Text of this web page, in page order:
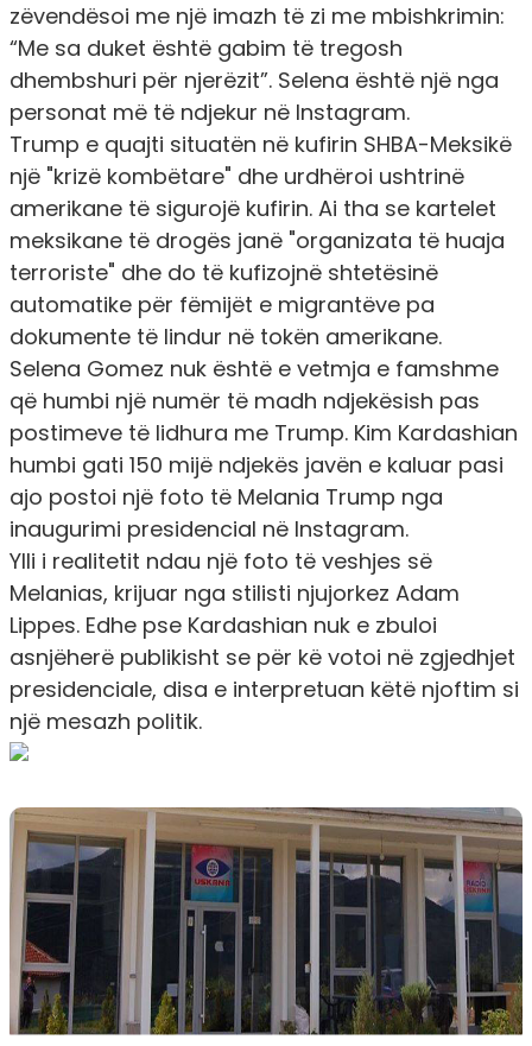
zëvendësoi me një imazh të zi me mbishkrimin:
“Me sa duket është gabim të tregosh
dhembshuri për njerëzit”. Selena është një nga
personat më të ndjekur në Instagram.
Trump e quajti situatën në kufirin SHBA-Meksikë
një "krizë kombëtare" dhe urdhëroi ushtrinë
amerikane të sigurojë kufirin. Ai tha se kartelet
meksikane të drogës janë "organizata të huaja
terroriste" dhe do të kufizojnë shtetësinë
automatike për fëmijët e migrantëve pa
dokumente të lindur në tokën amerikane.
Selena Gomez nuk është e vetmja e famshme
që humbi një numër të madh ndjekësish pas
postimeve të lidhura me Trump. Kim Kardashian
humbi gati 150 mijë ndjekës javën e kaluar pasi
ajo postoi një foto të Melania Trump nga
inaugurimi presidencial në Instagram.
Ylli i realitetit ndau një foto të veshjes së
Melanias, krijuar nga stilisti njujorkez Adam
Lippes. Edhe pse Kardashian nuk e zbuloi
asnjëherë publikisht se për kë votoi në zgjedhjet
presidenciale, disa e interpretuan këtë njoftim si
një mesazh politik.